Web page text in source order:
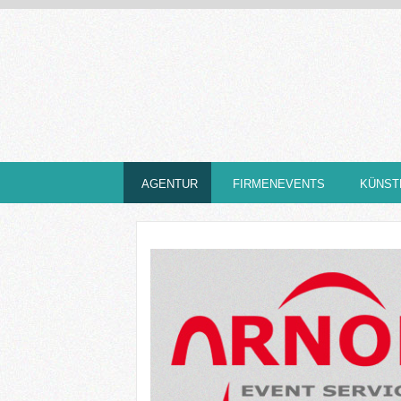
AGENTUR FIRMENEVENTS